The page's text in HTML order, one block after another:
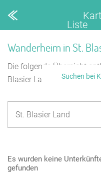
Liste
Wanderheim in St.
Die folgende Übersicht
Blasier Land.
Es wurden keine
gefunden
Suchen bei